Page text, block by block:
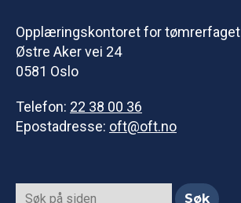
Opplæringskontoret for tømrerfaget
Østre Aker vei 24
0581 Oslo
Telefon: 22 38 00 36
Epostadresse: oft@oft.no